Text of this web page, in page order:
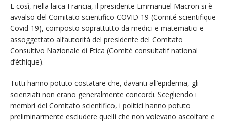
E così, nella laica Francia, il presidente Emmanuel Macron si è
avvalso del Comitato scientifico COVID-19 (Comité scientifique
Covid-19), composto soprattutto da medici e matematici e
assoggettato all’autorità del presidente del Comitato
Consultivo Nazionale di Etica (Comité consultatif national
d’éthique).
Tutti hanno potuto costatare che, davanti all’epidemia, gli
scienziati non erano generalmente concordi. Scegliendo i
membri del Comitato scientifico, i politici hanno potuto
preliminarmente escludere quelli che non volevano ascoltare e